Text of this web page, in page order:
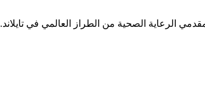
الرعاية الصحية من الطراز العالمي في تايلاند.